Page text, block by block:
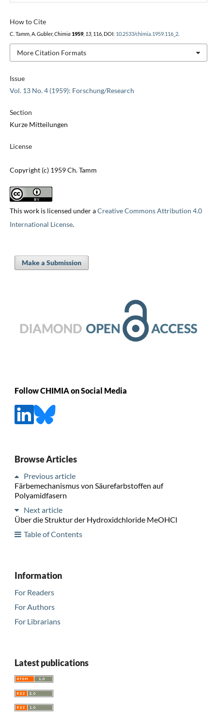
Issue
Vol. 13 No. 4 (1959): Forschung/Research
Section
Kurze Mitteilungen
License
Copyright (c) 1959 Ch. Tamm
This work is licensed under aCreative Commons Attribution 4.0
International License.
How to Cite
C. Tamm, A. Gubler, Chimia 1959, 13, 116, DOI: 10.2533/chimia.1959.116_2.
More Citation Formats
Make a Submission
Follow CHIMIA on Social Media
Browse Articles
Previous article
Färbemechanismus von Säurefarbstoffen auf
Polyamidfasern
Next article
Über die Struktur der Hydroxidchloride MeOHCl
Table of Contents
Information
For Readers
For Authors
For Librarians
Latest publications